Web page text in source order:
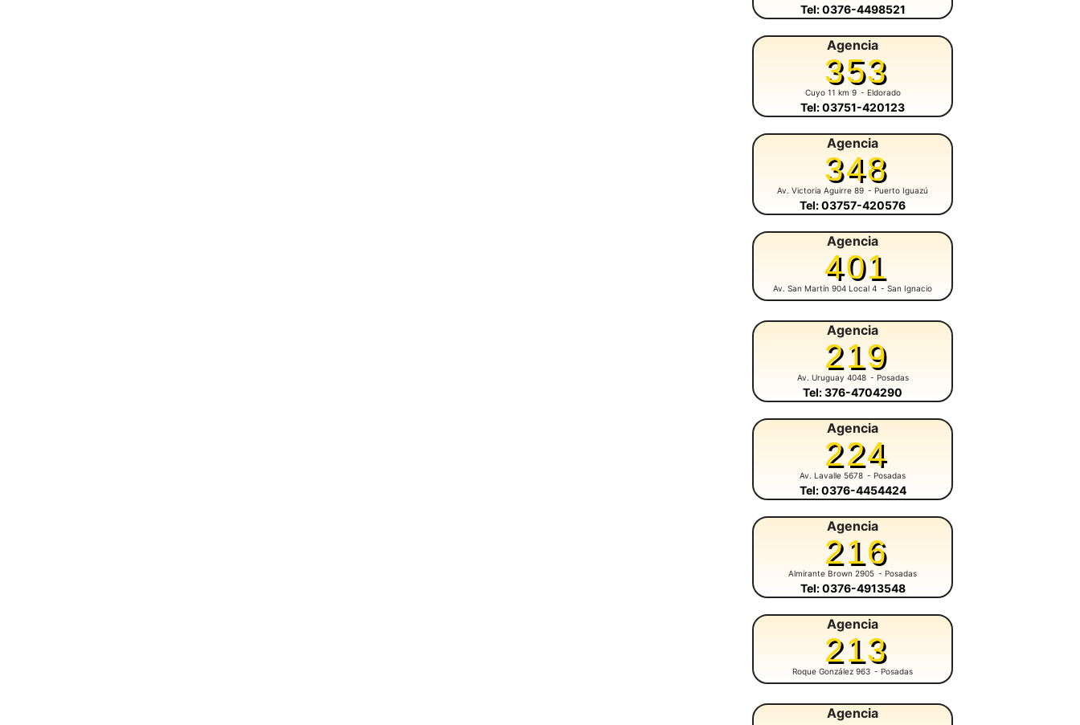
Tel: 0376-4498521
Agencia
353
Cuyo 11 km 9 - Eldorado
Tel: 03751-420123
Agencia
348
Av. Victoria Aguirre 89 - Puerto Iguazú
Tel: 03757-420576
Agencia
401
Av. San Martín 904 Local 4 - San Ignacio
Agencia
219
Av. Uruguay 4048 - Posadas
Tel: 376-4704290
Agencia
224
Av. Lavalle 5678 - Posadas
Tel: 0376-4454424
Agencia
216
Almirante Brown 2905 - Posadas
Tel: 0376-4913548
Agencia
213
Roque González 963 - Posadas
Agencia